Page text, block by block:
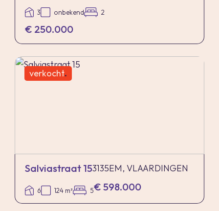
rechten worden ontleend aan deze informatie.
3 onbekend 2
€ 250.000
verkocht.
Salviastraat 153135EM, VLAARDINGEN
6 124 m² 5€ 598.000